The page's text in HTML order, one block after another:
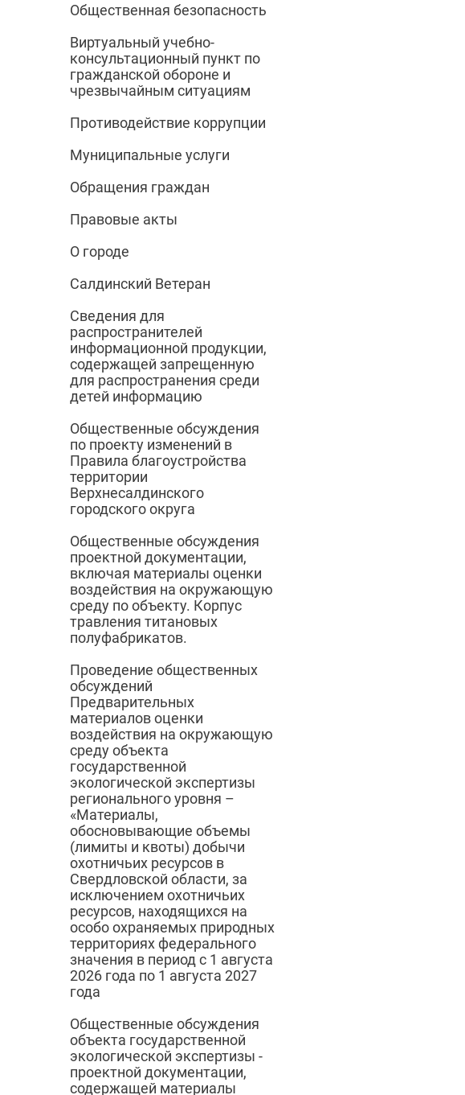
Общественная безопасность
Виртуальный учебно-
консультационный пункт по
гражданской обороне и
чрезвычайным ситуациям
Противодействие коррупции
Муниципальные услуги
Обращения граждан
Правовые акты
О городе
Салдинский Ветеран
Сведения для
распространителей
информационной продукции,
содержащей запрещенную
для распространения среди
детей информацию
Общественные обсуждения
по проекту изменений в
Правила благоустройства
территории
Верхнесалдинского
городского округа
Общественные обсуждения
проектной документации,
включая материалы оценки
воздействия на окружающую
среду по объекту. Корпус
травления титановых
полуфабрикатов.
Проведение общественных
обсуждений
Предварительных
материалов оценки
воздействия на окружающую
среду объекта
государственной
экологической экспертизы
регионального уровня –
«Материалы,
обосновывающие объемы
(лимиты и квоты) добычи
охотничьих ресурсов в
Свердловской области, за
исключением охотничьих
ресурсов, находящихся на
особо охраняемых природных
территориях федерального
значения в период с 1 августа
2026 года по 1 августа 2027
года
Общественные обсуждения
объекта государственной
экологической экспертизы -
проектной документации,
содержащей материалы